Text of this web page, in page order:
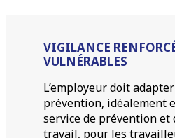
VIGILANCE
VULNÉRABLES
L’employeur doit
prévention, idéalement
service de prévention et
travail, pour les